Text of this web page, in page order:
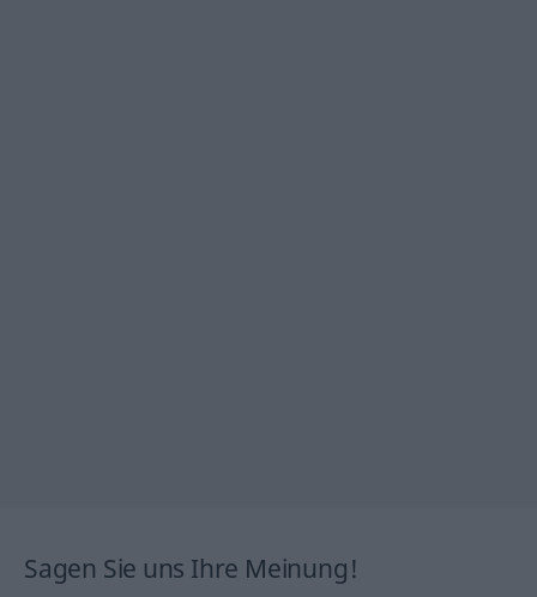
Sagen Sie uns Ihre Meinung!